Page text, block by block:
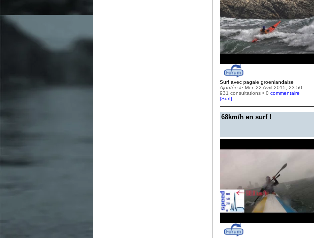
Surf avec pagaie groenlandaise
Ajoutée le Mer. 22 Avril 2015, 23:50
931 consultations • 0 commentaire
[Surf]
68km/h en surf !